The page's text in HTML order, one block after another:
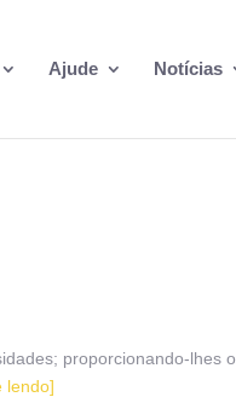
Ajude Notícias
proporcionando-lhes o
lendo]